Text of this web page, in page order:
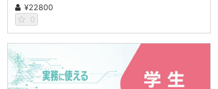
¥22800
0